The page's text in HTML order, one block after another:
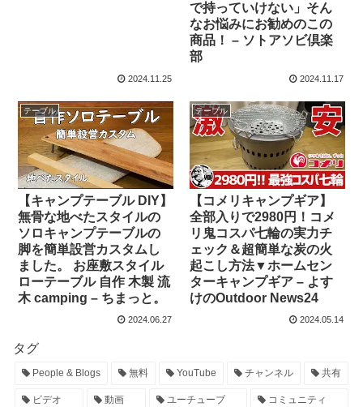
2024.11.25
で持っていけない」そん
なお悩みにお勧めのこの
商品！ – ソトアソビ倶楽
部
2024.11.17
テーブル
【キャンプテーブル DIY】
無骨な地べたスタイルの
ソロキャンプテーブルの
脚を簡単設営カスタムし
ました。 お座敷スタイル
ローテーブル 自作 木製 流
木 camping – ちまっと。
2024.06.27
テーブル
【コメリキャンプギア】
全部入りで2980円！コメ
リ鬼コスパ七輪の実力チ
ェック＆超簡単な炭の火
起こし方法▼ホームセン
ターキャンプギア – よす
けのOutdoor News24
2024.05.14
タグ
People & Blogs 無料 YouTube チャンネル 共有
ビデオ 動画 ユーチューブ コミュニティ